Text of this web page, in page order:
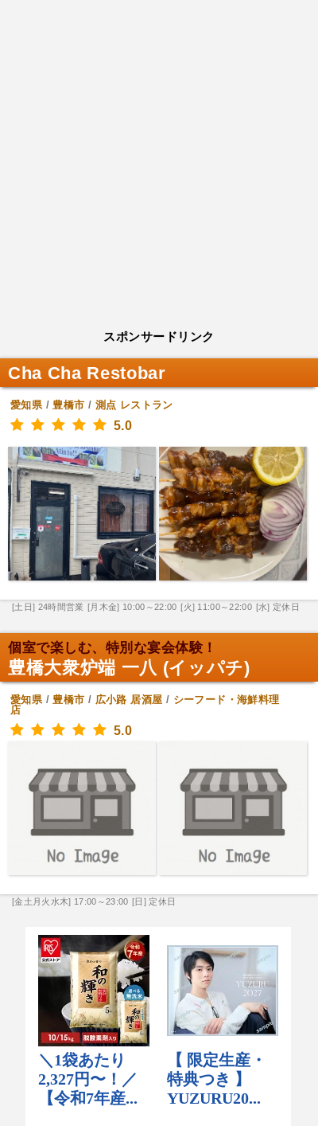
スポンサードリンク
Cha Cha Restobar
愛知県/豊橋市 / 測点 レストラン
5.0
[土日] 24時間営業 [月木金] 10:00～22:00 [火] 11:00～22:00 [水] 定休日
個室で楽しむ、特別な宴会体験！
豊橋大衆炉端 一八 (イッパチ)
愛知県/豊橋市 / 広小路 居酒屋 / シーフード・海鮮料理
店
5.0
[金土月火水木] 17:00～23:00 [日] 定休日